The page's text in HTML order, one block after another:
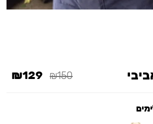
₪150
₪129